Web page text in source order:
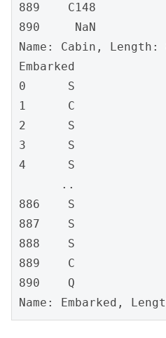
889    C148
890     NaN
Name: Cabin,
Embarked
0      S
1      C
2      S
3      S
4      S
      ..
886    S
887    S
888    S
889    C
890    Q
Name: Embarked,